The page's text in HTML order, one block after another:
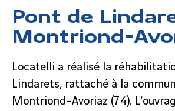
Pont de
Montriond-
Locatelli a réalisé la
Lindarets, rattaché à la
Montriond-Avoriaz (74).